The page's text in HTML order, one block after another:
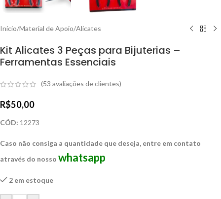
Início/Material de Apoio/Alicates
Kit Alicates 3 Peças para Bijuterias –
Ferramentas Essenciais
(53 avaliações de clientes)
R$50,00
CÓD: 12273
Caso não consiga a quantidade que deseja, entre em contato
através do nosso whatsapp
2 em estoque